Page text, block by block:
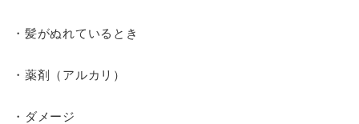
・髪がぬれているとき
・薬剤（アルカリ）
・ダメージ